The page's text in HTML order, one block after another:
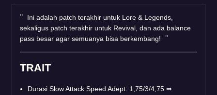
Ini adalah patch terakhir untuk Lore & Legends,
sekaligus patch terakhir untuk Revival, dan ada balance
pass besar agar semuanya bisa berkembang!
TRAIT
Durasi Slow Attack Speed Adept: 1,75/3/4,75 ⇒